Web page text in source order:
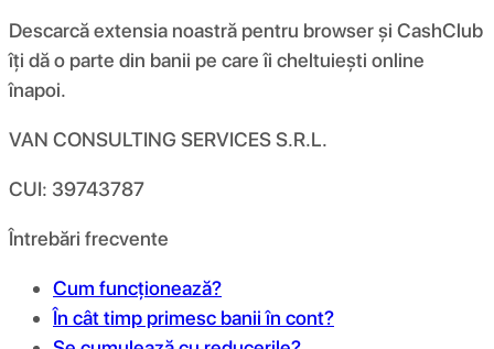
Descarcă extensia noastră pentru browser și CashClub
îți dă o parte din banii pe care îi cheltuiești online
înapoi.
VAN CONSULTING SERVICES S.R.L.
CUI: 39743787
Întrebări frecvente
Cum funcționează?
În cât timp primesc banii în cont?